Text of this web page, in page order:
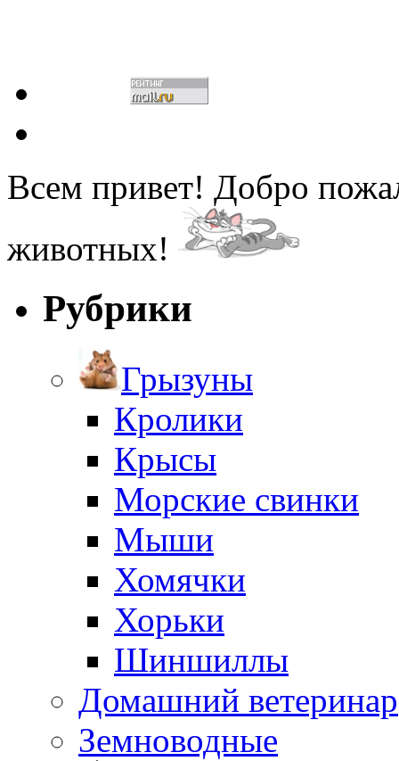
Всем привет! Добро
животных!
Рубрики
Грызуны
Кролики
Крысы
Морские свинки
Мыши
Хомячки
Хорьки
Шиншиллы
Домашний ветеринар
Земноводные